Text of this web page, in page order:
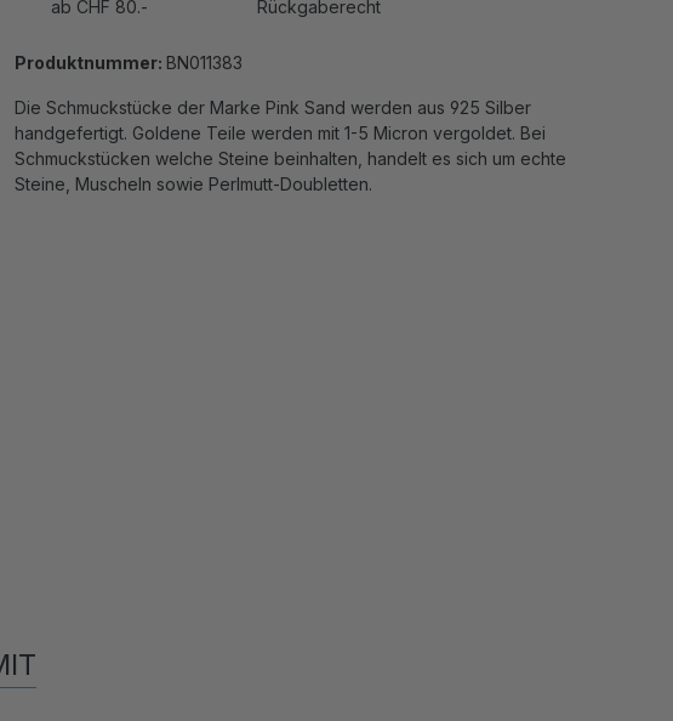
ab CHF 80.-
Rückgaberecht
Produktnummer: BN011383
Die Schmuckstücke der Marke Pink Sand werden aus 925 Silber
handgefertigt. Goldene Teile werden mit 1-5 Micron vergoldet. Bei
Schmuckstücken welche Steine beinhalten, handelt es sich um echte
Steine, Muscheln sowie Perlmutt-Doubletten.